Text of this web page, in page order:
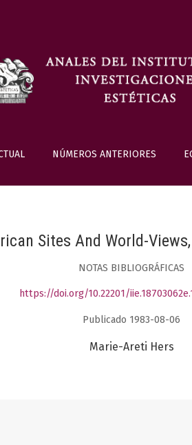
NÚMEROS ANTERIORES
Sites And World-
NOTAS BIBLIOGRÁFICAS
https://doi.org/10.22201/
Publicado 1983-08-06
Marie-Areti Hers